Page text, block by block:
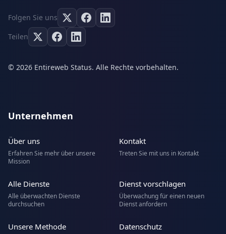
Folgen Sie uns
Teilen
© 2026 Entireweb Status. Alle Rechte vorbehalten.
Unternehmen
Über uns
Erfahren Sie mehr über unsere
Mission
Kontakt
Treten Sie mit uns in Kontakt
Alle Dienste
Alle überwachten Dienste
durchsuchen
Dienst vorschlagen
Überwachung für einen neuen
Dienst anfordern
Unsere Methode Datenschutz